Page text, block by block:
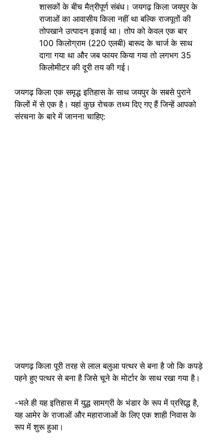
शासकों के बीच मैत्रीपूर्ण संबंध। जयगढ़ किला जयपुर के
राजाओं का आवासीय किला नहीं था बल्कि राजपूतों की
तोपखाने उत्पादन इकाई था। तोप को केवल एक बार
100 किलोग्राम (220 एलबी) बारूद के चार्ज के साथ
दागा गया था और जब फायर किया गया तो लगभग 35
किलोमीटर की दूरी तय की गई।
जयगढ़ किला एक समृद्ध इतिहास के साथ जयपुर के सबसे पुराने
किलों में से एक है। यहां कुछ रोचक तथ्य दिए गए हैं जिन्हें आपको
संरचना के बारे में जानना चाहिए:
जयगढ़ किला पूरी तरह से लाल बलुआ पत्थर से बना है जो कि कपड़े
पहने हुए पत्थर से बना है जिसे चूने के मोर्टार के साथ रखा गया है।
-भले ही यह इतिहास में युद्ध सामग्री के भंडार के रूप में प्रसिद्ध है,
यह आमेर के राजाओं और महाराजाओं के लिए एक शाही निवास के
रूप में शुरू हुआ।